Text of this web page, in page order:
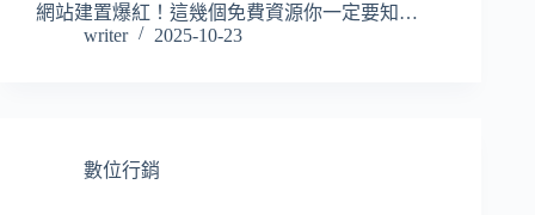
網站建置爆紅！這幾個免費資源你一定要知…
writer
2025-10-23
數位行銷